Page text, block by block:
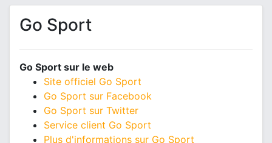
Go Sport
Go Sport sur le web
Site officiel Go Sport
Go Sport sur Facebook
Go Sport sur Twitter
Service client Go Sport
Plus d'informations sur Go Sport